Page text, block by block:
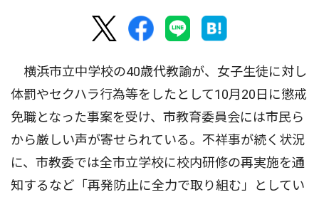
横浜市立中学校の40歳代教諭が、女子生徒に対し
体罰やセクハラ行為等をしたとして10月20日に懲戒
免職となった事案を受け、市教育委員会には市民ら
から厳しい声が寄せられている。不祥事が続く状況
に、市教委では全市立学校に校内研修の再実施を通
知するなど「再発防止に全力で取り組む」としてい